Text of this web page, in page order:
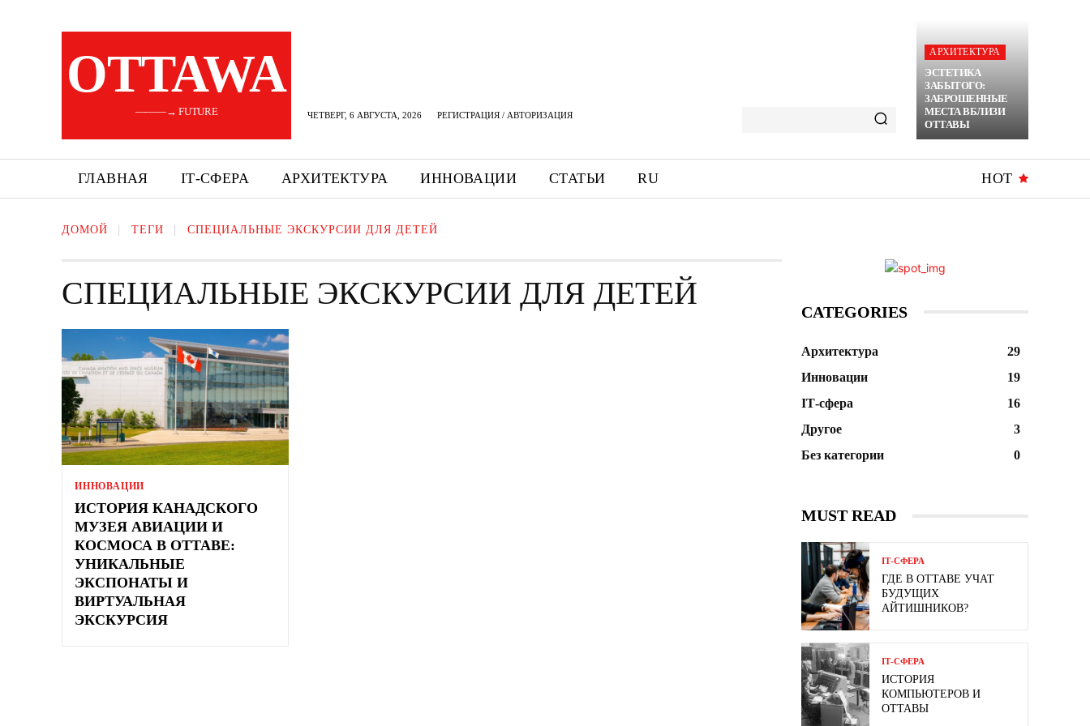
OTTAWA
———→ FUTURE ЧЕТВЕРГ, 6 АВГУСТА, 2026 РЕГИСТРАЦИЯ / АВТОРИЗАЦИЯ
АРХИТЕКТУРА
ЭСТЕТИКА
ЗАБЫТОГО:
ЗАБРОШЕННЫЕ
МЕСТА ВБЛИЗИ
ОТТАВЫ
ГЛАВНАЯ ІТ-СФЕРА АРХИТЕКТУРА ИННОВАЦИИ СТАТЬИ RU HOT
ДОМОЙ ТЕГИ СПЕЦИАЛЬНЫЕ ЭКСКУРСИИ ДЛЯ ДЕТЕЙ
СПЕЦИАЛЬНЫЕ ЭКСКУРСИИ ДЛЯ ДЕТЕЙ
ИННОВАЦИИ
ИСТОРИЯ КАНАДСКОГО
МУЗЕЯ АВИАЦИИ И
КОСМОСА В ОТТАВЕ:
УНИКАЛЬНЫЕ
ЭКСПОНАТЫ И
ВИРТУАЛЬНАЯ
ЭКСКУРСИЯ
CATEGORIES
Архитектура
29
Инновации
19
ІТ-сфера
16
Другое
3
Без категории
0
MUST READ
ІТ-СФЕРА
ГДЕ В ОТТАВЕ УЧАТ
БУДУЩИХ
АЙТИШНИКОВ?
ІТ-СФЕРА
ИСТОРИЯ
КОМПЬЮТЕРОВ И
ОТТАВЫ